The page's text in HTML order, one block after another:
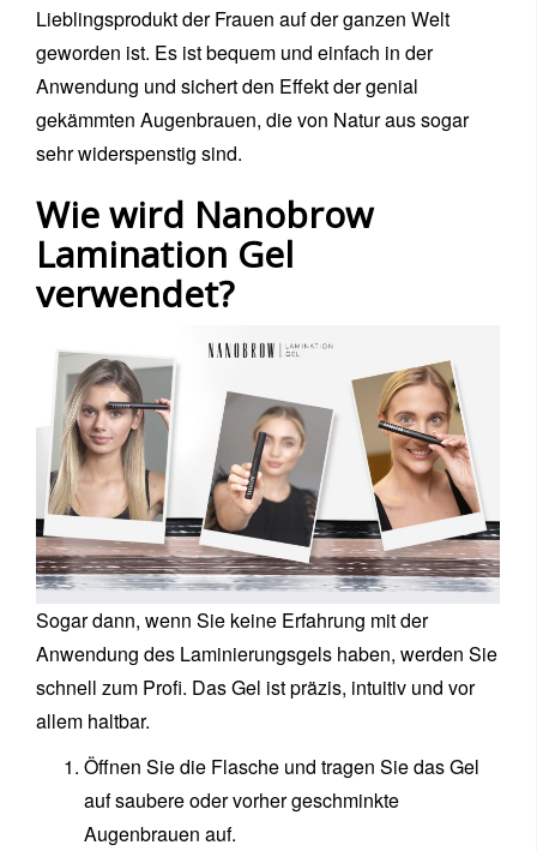
Lieblingsprodukt der Frauen auf der ganzen Welt
geworden ist. Es ist bequem und einfach in der
Anwendung und sichert den Effekt der genial
gekämmten Augenbrauen, die von Natur aus sogar
sehr widerspenstig sind.
Wie wird Nanobrow
Lamination Gel
verwendet?
Sogar dann, wenn Sie keine Erfahrung mit der
Anwendung des Laminierungsgels haben, werden Sie
schnell zum Profi. Das Gel ist präzis, intuitiv und vor
allem haltbar.
Öffnen Sie die Flasche und tragen Sie das Gel
auf saubere oder vorher geschminkte
Augenbrauen auf.